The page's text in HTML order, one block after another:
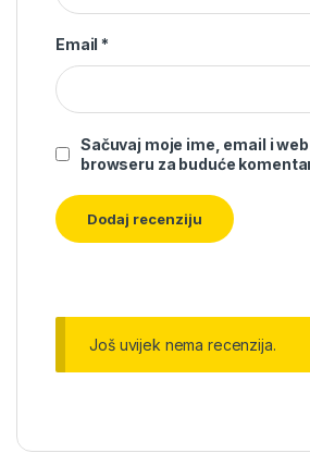
Email *
Sačuvaj moje ime, email i
browseru za buduće
Još uvijek nema recenzija.